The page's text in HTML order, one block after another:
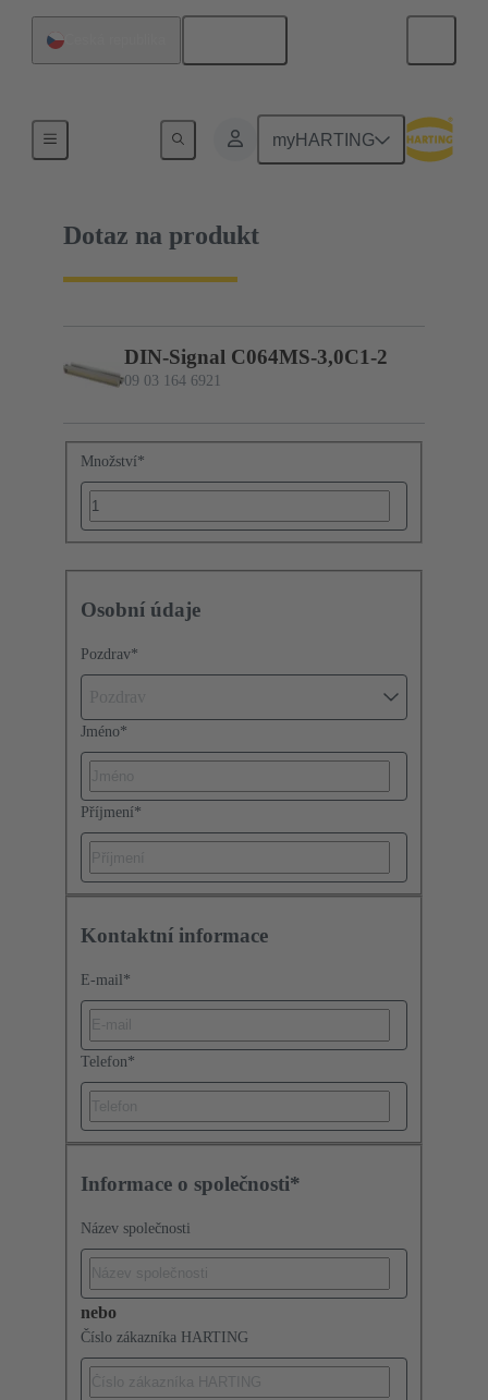
myHARTING
09 03 164 6921
Dotaz na produkt
DIN-Signal C064MS-3,0C1-2
09 03 164 6921
Množství*
Osobní údaje
Pozdrav*
Jméno*
Příjmení*
Kontaktní informace
E-mail *
Telefon*
Informace o společnosti*
Název společnosti
nebo
Číslo zákazníka HARTING